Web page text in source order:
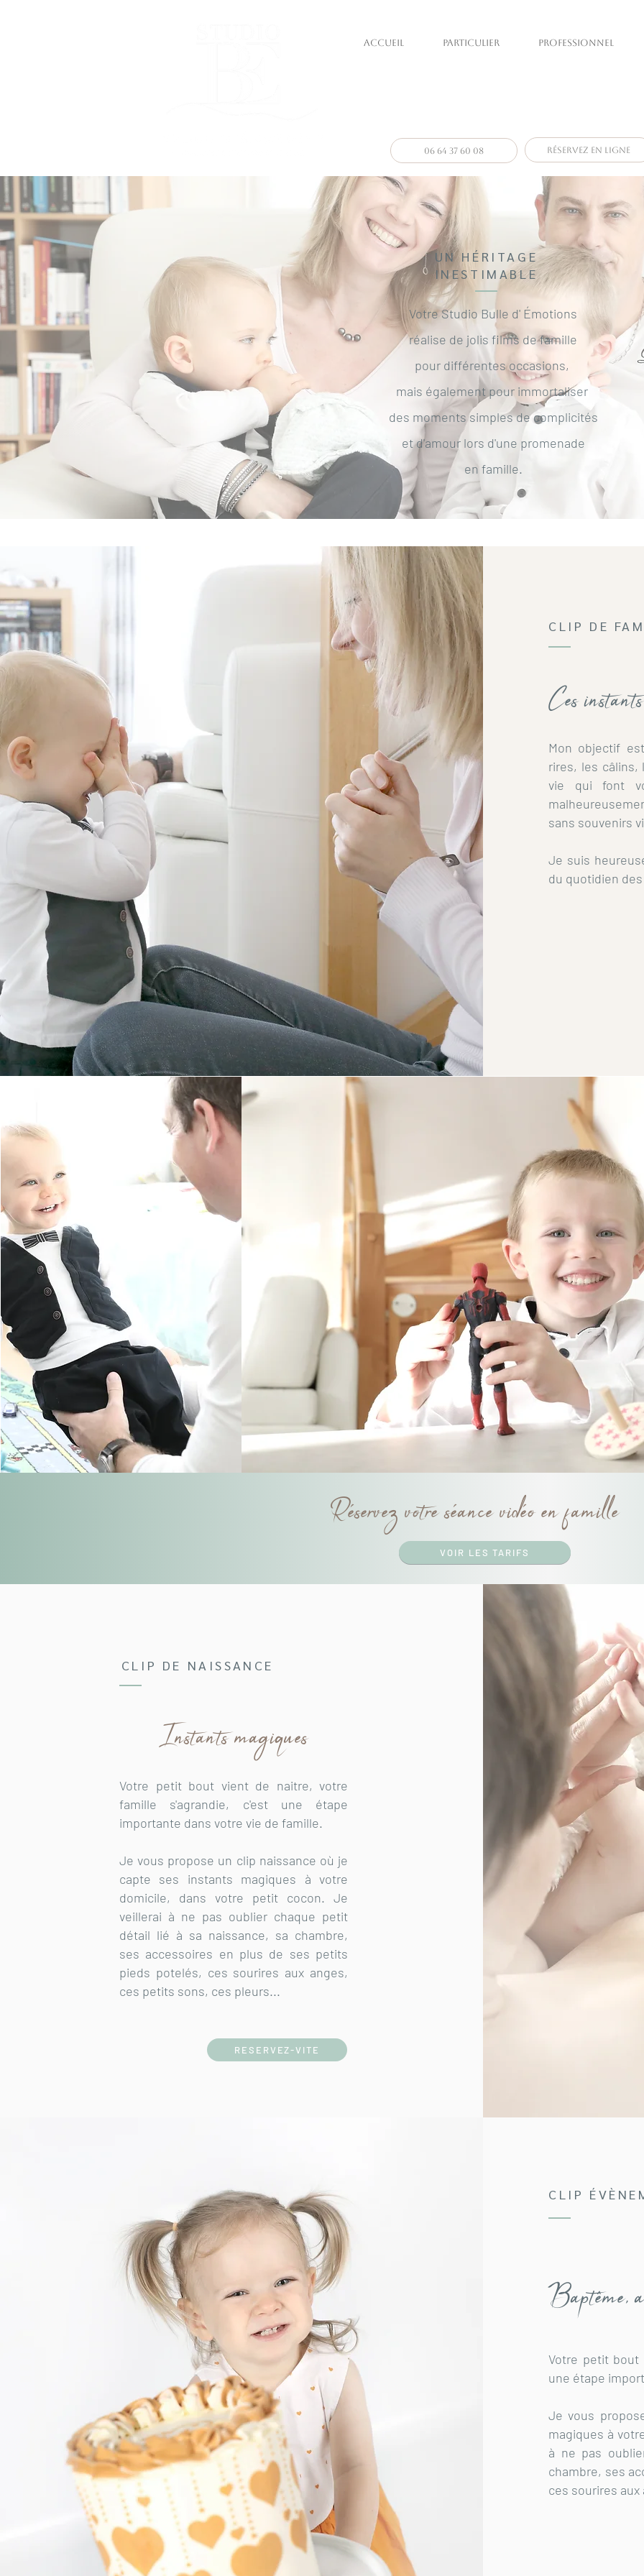
ACCUEIL PARTICULIER PROFESSIONNEL
06 64 37 60 08 Réservez en ligne
Votre Studio Bulle d' Émotions
réalise de jolis films de famille
pour différentes occasions,
mais également pour immortaliser
des moments simples de complicités
et d'amour lors d'une promenade
en famille.
UN HÉ RITAGE
INESTIMABLE
CLIP DE
Ces
Mon objectif
rires, les câlins,
vie qui font
sans souvenirs
Je suis
du quotidien
Réservez votre séance vidéo en famille
VOIR LES TARIFS
CLIP DE NAISSANCE
Instants magiques
Votre petit bout vient de naitre, votre
famille s'agrandie, c'est une étape
importante dans votre vie de famille.
Je vous propose un clip naissance où je
capte ses instants magiques à votre
domicile, dans votre petit cocon. Je
veillerai à ne pas oublier chaque petit
détail lié à sa naissance, sa chambre,
ses accessoires en plus de ses petits
pieds potelés, ces sourires aux anges,
ces petits sons, ces pleurs...
RESERVEZ-VITE
CLIP
Baptême,
Votre petit bout
une étape
Je vous
magiques à
à ne pas
chambre, ses
ces sourires